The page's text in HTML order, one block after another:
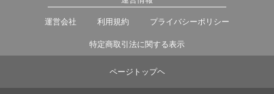
運営会社 利用規約 プライバシーポリシー
特定商取引法に関する表示
ページトップヘ